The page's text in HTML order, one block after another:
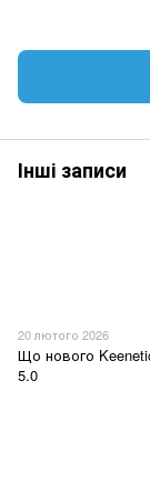
Інші записи
20 лютого 2026
Що нового
5.0